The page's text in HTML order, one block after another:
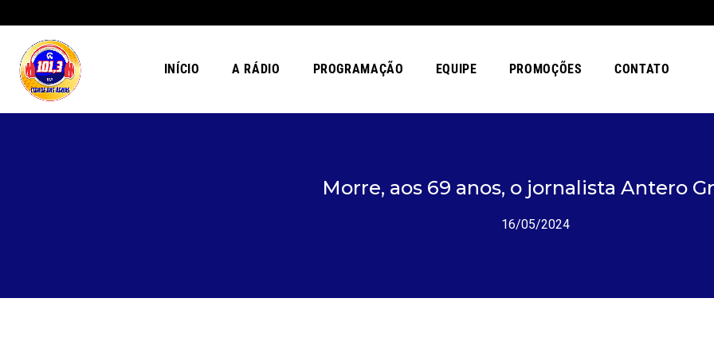
INÍCIO A RÁDIO PROGRAMAÇÃO EQUIPE PROMOÇÕES CONTATO
Morre, aos 69 anos, o jornalista Antero
16/05/2024